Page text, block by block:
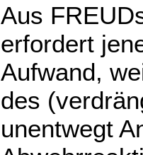
Aus
erfordert
Aufwand,
des
unentwegt